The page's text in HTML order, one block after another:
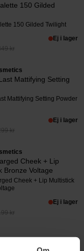
150 Gilded
150 Gilded Twilight
kr
Ej i lager
Mattifying Setting
Mattifying Setting Powder
kr
Ej i lager
Cheek + Lip
Bronze Voltage
Cheek + Lip Multistick
kr
Ej i lager